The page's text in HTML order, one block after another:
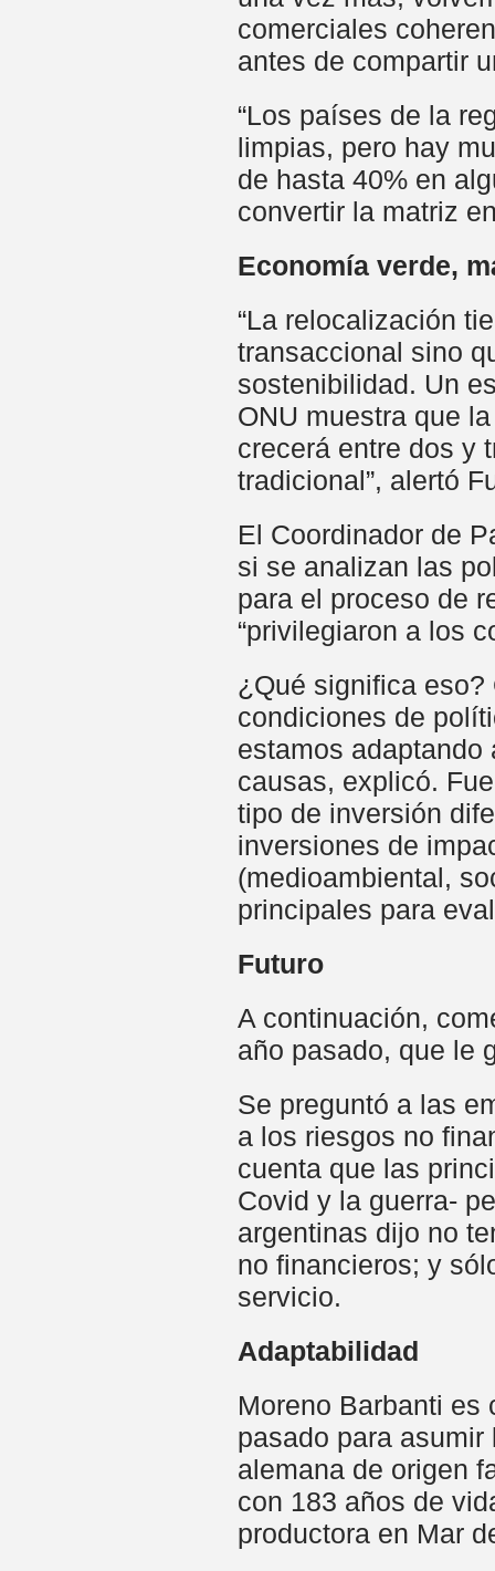
comerciales
antes de compartir
“Los países de la
limpias, pero hay
de hasta 40% en
convertir la matriz
Economía verde,
“La relocalización
transaccional sino
sostenibilidad. Un
ONU muestra que
crecerá entre dos y
tradicional”, alertó
El Coordinador de
si se analizan las
para el proceso de
“privilegiaron a los
¿Qué significa eso?
condiciones de
estamos
causas, explicó.
tipo de inversión
inversiones de
(medioambiental,
principales para
Futuro
A continuación,
año pasado, que le
Se preguntó a las
a los riesgos no
cuenta que las
Covid y la guerra-
argentinas dijo no
no financieros; y
servicio.
Adaptabilidad
Moreno Barbanti es
pasado para
alemana de origen
con 183 años de
productora en Mar